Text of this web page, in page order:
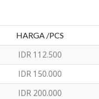
HARGA /PCS
IDR 112.500
IDR 150.000
IDR 200.000